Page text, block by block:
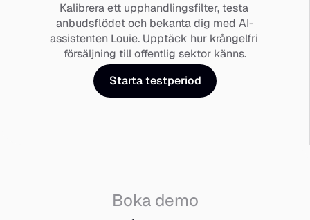
Kalibrera ett upphandlingsfilter, testa
anbudsflödet och bekanta dig med AI-
assistenten Louie. Upptäck hur krångelfri
försäljning till offentlig sektor känns.
Starta testperiod
Boka demo